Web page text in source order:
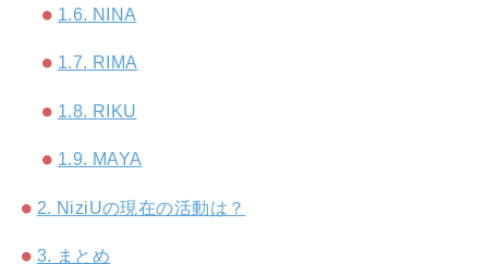
1.6. NINA
1.7. RIMA
1.8. RIKU
1.9. MAYA
2. NiziUの現在の活動は？
3. まとめ